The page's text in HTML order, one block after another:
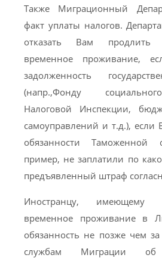
Также Миграционный
факт уплаты налогов.
отказать Вам продлить
временное проживание,
задолженность
(напр.,Фонду
Налоговой Инспекции,
самоуправлений и т.д.),
обязанности
пример, не заплатили по
предъявленный штраф
Иностранцу, имеющему
временное проживание в
обязанность не позже чем
службам Миграции об